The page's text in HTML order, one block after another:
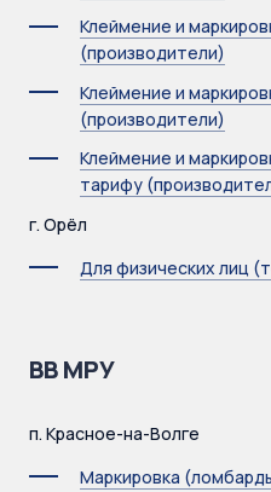
Клеймение и
(производители)
Клеймение и
(производители)
Клеймение и
тарифу
г. Орёл
Для физических лиц
ВВ МРУ
п. Красное-на-Волге
Маркировка